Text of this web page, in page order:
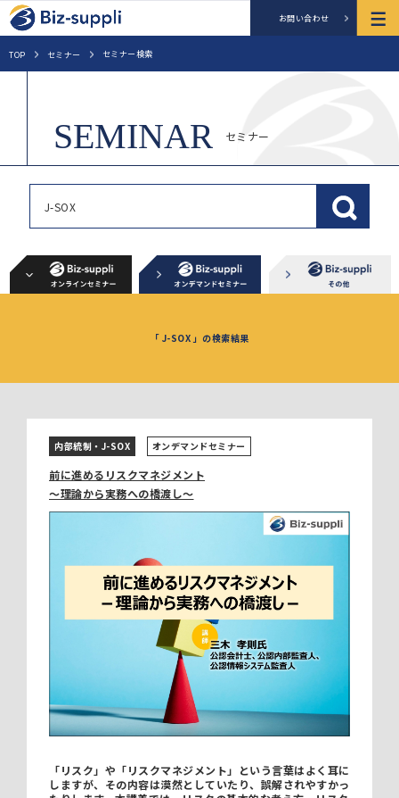
お問い合わせ
TOP セミナー セミナー検索
セミナー
「 J-SOX 」の検索結果
内部統制・J-SOX オンデマンドセミナー
前に進めるリスクマネジメント
～理論から実務への橋渡し～
「リスク」や「リスクマネジメント」という言葉はよく耳に
しますが、その内容は漠然としていたり、誤解されやすかっ